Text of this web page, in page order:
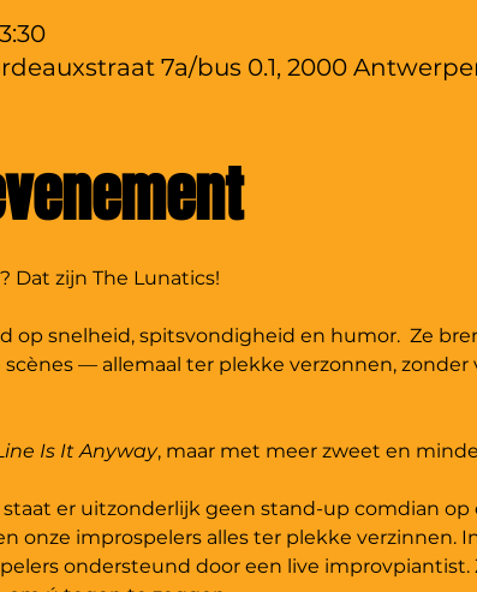
7a/bus 0.1, 2000
Dat zijn The Lunatics!
op snelheid, spitsvondigheid en humor.  Ze
— allemaal ter plekke verzonnen, zonder
Is It Anyway, maar met meer zweet en
staat er uitzonderlijk geen stand-up comdian
onze improspelers alles ter plekke verzinnen.
ondersteund door een live improvpiantist.